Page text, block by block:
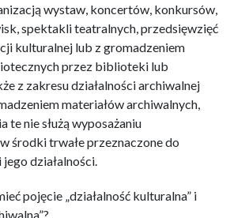
wystaw, koncertów, konkursów,
spektakli teatralnych, przedsięwzięć
kulturalnej lub z gromadzeniem
przez biblioteki lub
z zakresu działalności archiwalnej
materiałów archiwalnych,
te nie służą wyposażaniu
środki trwałe przeznaczone do
działalności.
pojęcie „działalność kulturalna” i